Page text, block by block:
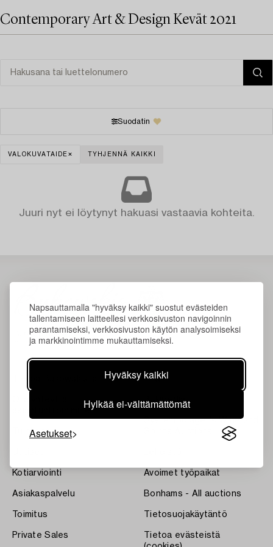
Napsauttamalla "hyväksy kaikki" suostut evästeiden
tallentamiseen laitteellesi verkkosivuston navigoinnin
parantamiseksi, verkkosivuston käytön analysoimiseksi
ja markkinointimme mukauttamiseksi.
Hyväksy kaikki
Hylkää ei-välttämättömät
Asetukset
Contemporary Art & Design Kevät 2021
Suodatin
VALOKUVATAIDE TYHJENNÄ KAIKKI
Juuri nyt ei löytynyt hakuasi vastaavia kohteita.
Tulokset
Kotiarviointi
Asiakaspalvelu
Toimitus
Private Sales
Ehdot
Bukipedia
Systembolaget's Wine and
Avoimet työpaikat
Bonhams - All auctions
Tietosuojakäytäntö
Tietoa evästeistä